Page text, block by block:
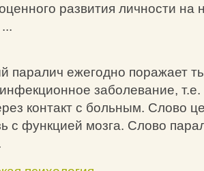
развития личности на
паралич ежегодно поражает
заболевание, т.е.
контакт с больным. Слово
с функцией мозга. Слово